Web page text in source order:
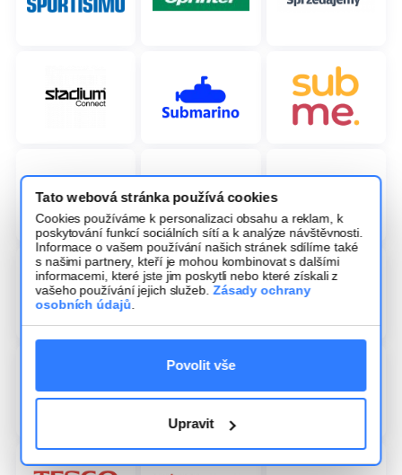
Tato webová stránka používá cookies
Cookies používáme k personalizaci obsahu a reklam, k
poskytování funkcí sociálních sítí a k analýze návštěvnosti.
Informace o vašem používání našich stránek sdílíme také
s našimi partnery, kteří je mohou kombinovat s dalšími
informacemi, které jste jim poskytli nebo které získali z
vašeho používání jejich služeb.Zásady ochrany
osobních údajů
Povolit vše
Upravit